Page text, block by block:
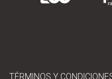
TÉRMINOS Y